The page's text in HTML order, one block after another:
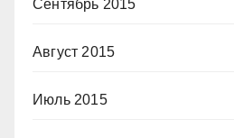
Сентябрь 2015
Август 2015
Июль 2015